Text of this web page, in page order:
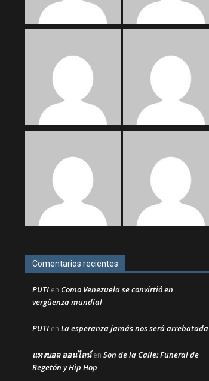
Comentarios recientes
PUTI en Como Venezuela se convirtió en
vergüenza mundial
PUTI en La esperanza jamás nos será arrebatada
แทงบอล ออนไลน์en Son de la Calle: Funeral de
Regetón y Hip Hop